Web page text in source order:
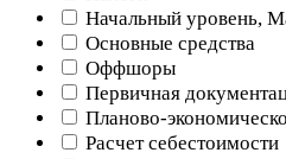
Начальный уровень,
Основные средства
Оффшоры
Первичная
Планово-
Расчет себестоимости